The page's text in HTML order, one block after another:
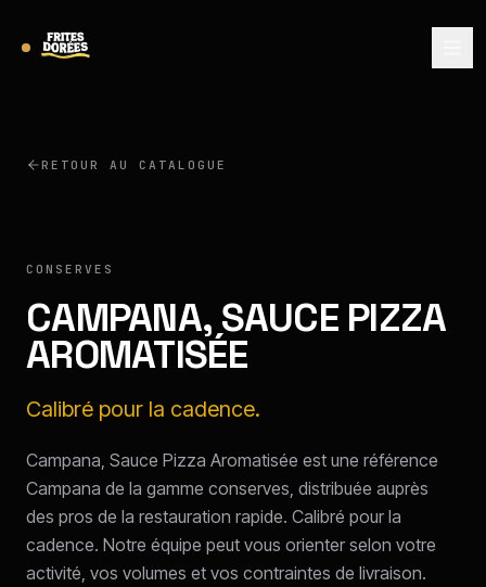
RETOUR AU CATALOGUE
CONSERVES
CAMPANA, SAUCE PIZZA
AROMATISÉE
Calibré pour la cadence.
Campana, Sauce Pizza Aromatisée est une référence
Campana de la gamme conserves, distribuée auprès
des pros de la restauration rapide. Calibré pour la
cadence. Notre équipe peut vous orienter selon votre
activité, vos volumes et vos contraintes de livraison.